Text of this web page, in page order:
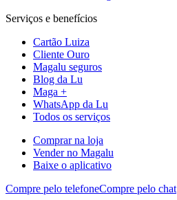
Serviços e benefícios
Cartão Luiza
Cliente Ouro
Magalu seguros
Blog da Lu
Maga +
WhatsApp da Lu
Todos os serviços
Comprar na loja
Vender no Magalu
Baixe o aplicativo
Compre pelo telefoneCompre pelo chat